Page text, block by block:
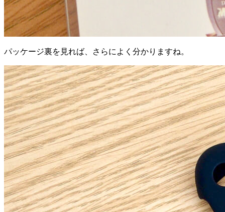
パッケージ裏を見れば、さらによく分かりますね。